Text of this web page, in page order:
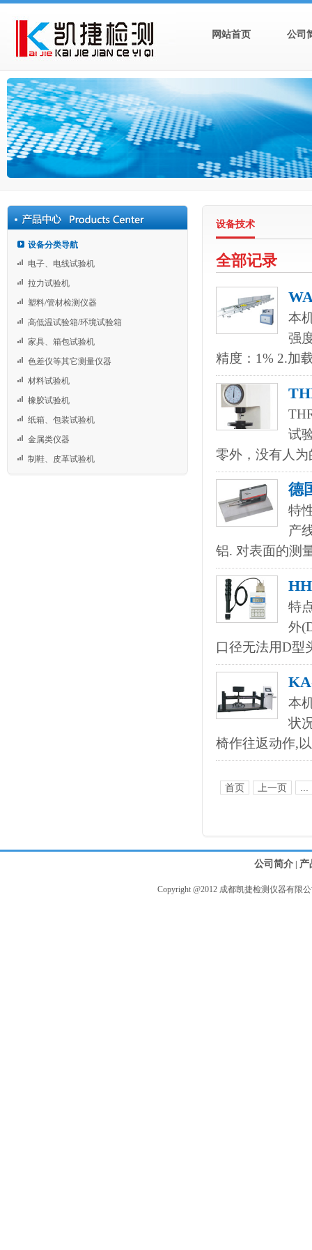
网站首页 公司
设备分类导航
电子、电线试验机
拉力试验机
塑料/管材检测仪器
高低温试验箱/环境试验箱
家具、箱包试验机
色差仪等其它测量仪器
材料试验机
橡胶试验机
纸箱、包装试验机
金属类仪器
制鞋、皮革试验机
设备技术
全部记录
本
强
精度：1% 2.加
试
零外，没有人
德
特
产
铝. 对表面的测
特
外
口径无法用D型
本
状
椅作往返动作,
首页 上一页
公司简介| 产
Copyright @2012 成都凯捷检测仪器有限